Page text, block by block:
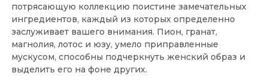
потрясающую коллекцию поистине замечательных
ингредиентов, каждый из которых определенно
заслуживает вашего внимания. Пион, гранат,
магнолия, лотос и юзу, умело приправленные
мускусом, способны подчеркнуть женский образ и
выделить его на фоне других.